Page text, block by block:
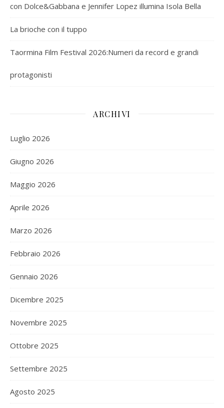
con Dolce&Gabbana e Jennifer Lopez illumina Isola Bella
La brioche con il tuppo
Taormina Film Festival 2026:Numeri da record e grandi
protagonisti
ARCHIVI
Luglio 2026
Giugno 2026
Maggio 2026
Aprile 2026
Marzo 2026
Febbraio 2026
Gennaio 2026
Dicembre 2025
Novembre 2025
Ottobre 2025
Settembre 2025
Agosto 2025